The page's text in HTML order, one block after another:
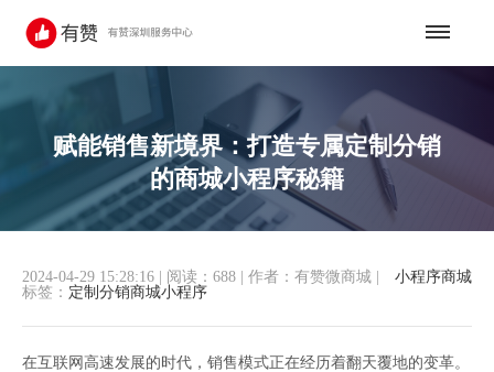
赋能销售新境界：打造专属定制分销
的商城小程序秘籍
小程序商城
2024-04-29 15:28:16 阅读：688 作者：有赞微商城
标签： 定制分销商城小程序
在互联网高速发展的时代，销售模式正在经历着翻天覆地的变革。